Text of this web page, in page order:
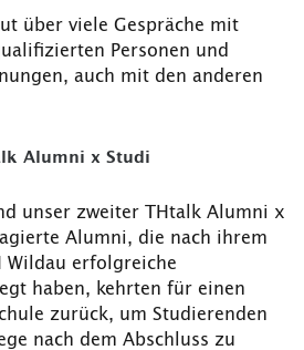
über viele Gespräche mit
Personen und
auch mit den anderen
Alumni x Studi
unser zweiter THtalk Alumni x
Alumni, die nach ihrem
Wildau erfolgreiche
haben, kehrten für einen
zurück, um Studierenden
nach dem Abschluss zu